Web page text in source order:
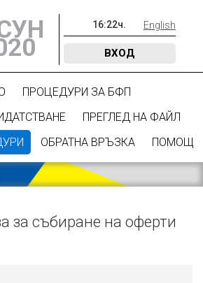
16:22ч. English
ВХОД
ПРОЦЕДУРИ ЗА БФП
ПРЕГЛЕД НА ФАЙЛ
ОБРАТНА ВРЪЗКА ПОМОЩ
за събиране на оферти